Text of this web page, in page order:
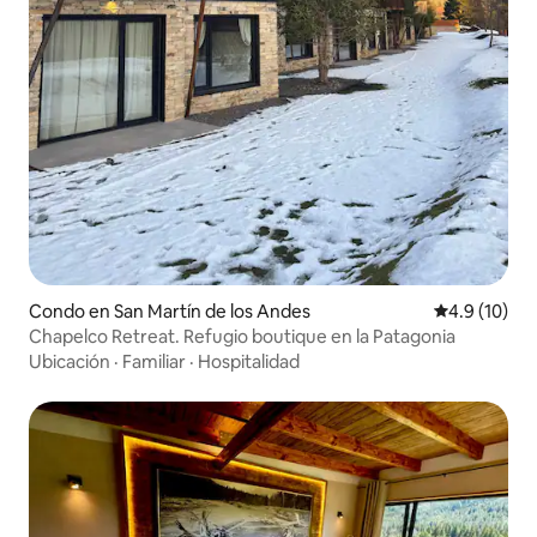
Condo en San Martín de los Andes Calificación
4.9 (10)
Chapelco Retreat. Refugio boutique en la Patagonia
Ubicación · Familiar · Hospitalidad